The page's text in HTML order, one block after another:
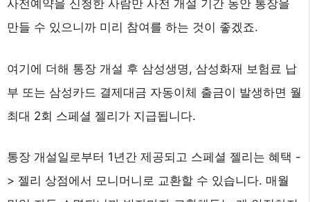
사전예약을 신청한 사람만 사전 개설 기간 동안 통장을
만들 수 있으니까 미리 참여를 하는 것이 좋겠죠.
여기에 더해 통장 개설 후 삼성생명, 삼성화재 보험료 납
부 또는 삼성카드 결제대금 자동이체 출금이 발생하면 월
최대 2회 스페셜 젤리가 지급됩니다.
통장 개설일로부터 1년간 제공되고 스페셜 젤리는 혜택 -
> 젤리 상점에서 모니머니로 교환할 수 있습니다. 매월